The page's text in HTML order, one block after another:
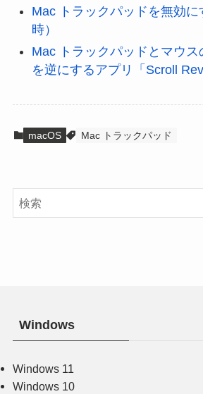
Mac トラックパッドを無効に
時）
Mac トラックパッドとマウス
を逆にするアプリ「Scroll
macOS Mac トラックパッド
Windows
Windows 11
Windows 10